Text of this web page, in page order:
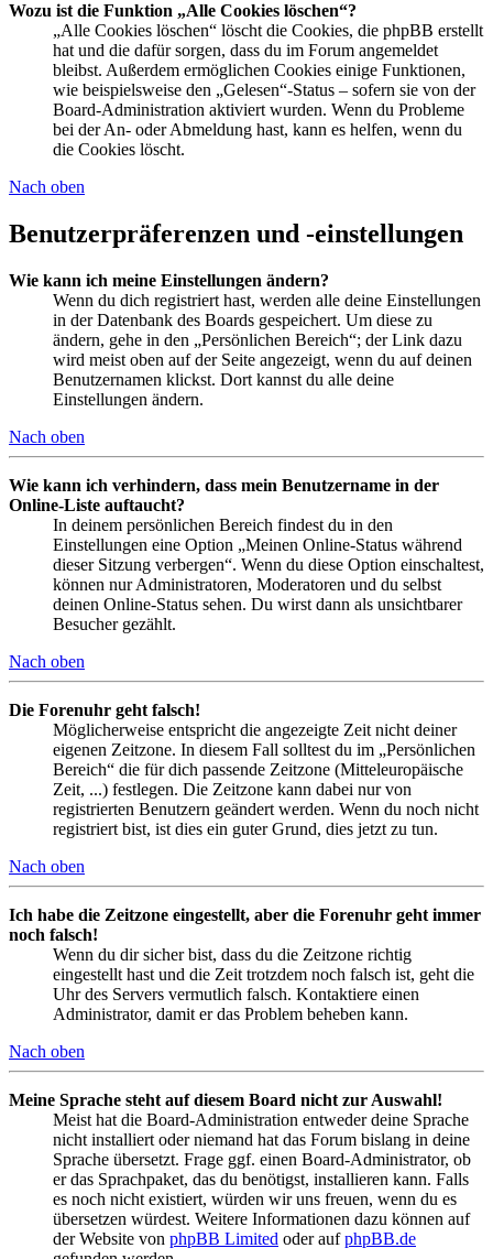
Wozu ist die Funktion „Alle Cookies löschen“?
„Alle Cookies löschen“ löscht die Cookies, die phpBB erstellt
hat und die dafür sorgen, dass du im Forum angemeldet
bleibst. Außerdem ermöglichen Cookies einige Funktionen,
wie beispielsweise den „Gelesen“-Status – sofern sie von der
Board-Administration aktiviert wurden. Wenn du Probleme
bei der An- oder Abmeldung hast, kann es helfen, wenn du
die Cookies löscht.
Nach oben
Benutzerpräferenzen und -einstellungen
Wie kann ich meine Einstellungen ändern?
Wenn du dich registriert hast, werden alle deine Einstellungen
in der Datenbank des Boards gespeichert. Um diese zu
ändern, gehe in den „Persönlichen Bereich“; der Link dazu
wird meist oben auf der Seite angezeigt, wenn du auf deinen
Benutzernamen klickst. Dort kannst du alle deine
Einstellungen ändern.
Nach oben
Wie kann ich verhindern, dass mein Benutzername in der
Online-Liste auftaucht?
In deinem persönlichen Bereich findest du in den
Einstellungen eine Option „Meinen Online-Status während
dieser Sitzung verbergen“. Wenn du diese Option einschaltest,
können nur Administratoren, Moderatoren und du selbst
deinen Online-Status sehen. Du wirst dann als unsichtbarer
Besucher gezählt.
Nach oben
Die Forenuhr geht falsch!
Möglicherweise entspricht die angezeigte Zeit nicht deiner
eigenen Zeitzone. In diesem Fall solltest du im „Persönlichen
Bereich“ die für dich passende Zeitzone (Mitteleuropäische
Zeit, ...) festlegen. Die Zeitzone kann dabei nur von
registrierten Benutzern geändert werden. Wenn du noch nicht
registriert bist, ist dies ein guter Grund, dies jetzt zu tun.
Nach oben
Ich habe die Zeitzone eingestellt, aber die Forenuhr geht immer
noch falsch!
Wenn du dir sicher bist, dass du die Zeitzone richtig
eingestellt hast und die Zeit trotzdem noch falsch ist, geht die
Uhr des Servers vermutlich falsch. Kontaktiere einen
Administrator, damit er das Problem beheben kann.
Nach oben
Meine Sprache steht auf diesem Board nicht zur Auswahl!
Meist hat die Board-Administration entweder deine Sprache
nicht installiert oder niemand hat das Forum bislang in deine
Sprache übersetzt. Frage ggf. einen Board-Administrator, ob
er das Sprachpaket, das du benötigst, installieren kann. Falls
es noch nicht existiert, würden wir uns freuen, wenn du es
übersetzen würdest. Weitere Informationen dazu können auf
der Website von phpBB Limited oder aufphpBB.de